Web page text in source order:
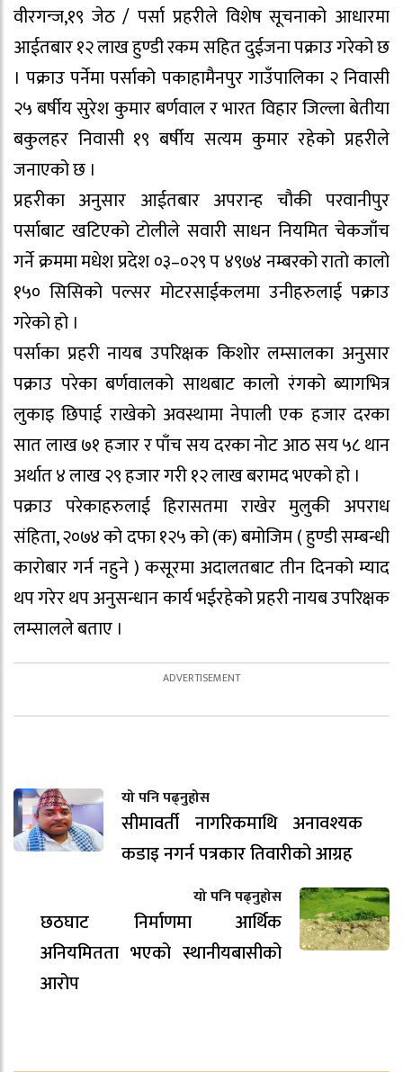
वीरगन्ज,१९ जेठ / पर्सा प्रहरीले विशेष सूचनाको आधारमा
आईतबार १२ लाख हुण्डी रकम सहित दुईजना पक्राउ गरेको छ
। पक्राउ पर्नेमा पर्साको पकाहामैनपुर गाउँपालिका २ निवासी
२५ बर्षीय सुरेश कुमार बर्णवाल र भारत विहार जिल्ला बेतीया
बकुलहर निवासी १९ बर्षीय सत्यम कुमार रहेको प्रहरीले
जनाएको छ ।
प्रहरीका अनुसार आईतबार अपरान्ह चौकी परवानीपुर
पर्साबाट खटिएको टोलीले सवारी साधन नियमित चेकजाँच
गर्ने क्रममा मधेश प्रदेश ०३–०२९ प ४९७४ नम्बरको रातो कालो
१५० सिसिको पल्सर मोटरसाईकलमा उनीहरुलाई पक्राउ
गरेको हो ।
पर्साका प्रहरी नायब उपरिक्षक किशोर लम्सालका अनुसार
पक्राउ परेका बर्णवालको साथबाट कालो रंगको ब्यागभित्र
लुकाइ छिपाई राखेको अवस्थामा नेपाली एक हजार दरका
सात लाख ७१ हजार र पाँच सय दरका नोट आठ सय ५८ थान
अर्थात ४ लाख २९ हजार गरी १२ लाख बरामद भएको हो ।
पक्राउ परेकाहरुलाई हिरासतमा राखेर मुलुकी अपराध
संहिता, २०७४ को दफा १२५ को (क) बमोजिम ( हुण्डी सम्बन्धी
कारोबार गर्न नहुने ) कसूरमा अदालतबाट तीन दिनको म्याद
थप गरेर थप अनुसन्धान कार्य भईरहेको प्रहरी नायब उपरिक्षक
लम्सालले बताए ।
यो पनि पढ्नुहोस
सीमावर्ती नागरिकमाथि अनावश्यक
कडाइ नगर्न पत्रकार तिवारीको आग्रह
यो पनि पढ्नुहोस
छठघाट निर्माणमा आर्थिक
अनियमितता भएको स्थानीयबासीको
आरोप